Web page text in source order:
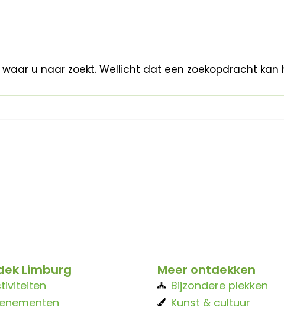
u naar zoekt. Wellicht dat een zoekopdracht kan
Limburg Meer ontdekken
Bijzondere plekken
Kunst & cultuur